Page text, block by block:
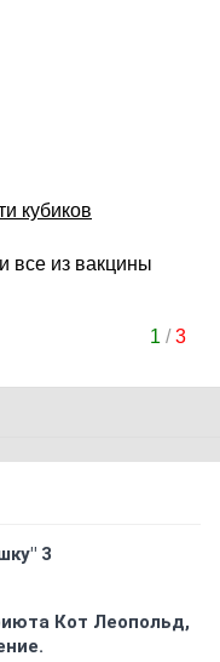
кубиков
все из вакцины
1 /3
3
Кот Леопольд,